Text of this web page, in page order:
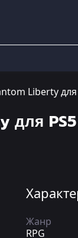
Liberty для
для
Жанр
RPG